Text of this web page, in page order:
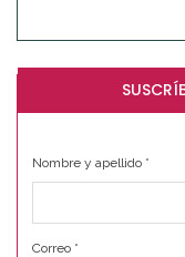
Nombre y apellido *
Correo *